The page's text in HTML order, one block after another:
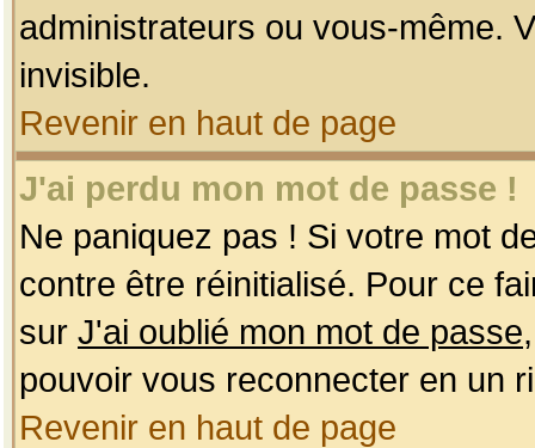
administrateurs ou vous-même.
invisible.
Revenir en haut de page
J'ai perdu mon mot de passe !
Ne paniquez pas ! Si votre mot
contre être réinitialisé. Pour ce
sur J'ai oublié mon mot de passe
pouvoir vous reconnecter en un
Revenir en haut de page